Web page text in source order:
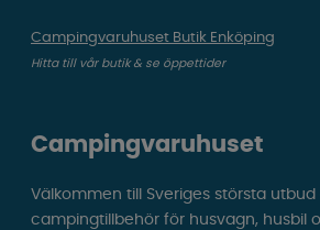
Campingvaruhuset Butik Enköping
Hitta till vår butik & se öppettider
Campingvaruhuset
Välkommen till Sveriges största utbud
campingtillbehör för husvagn, husbil